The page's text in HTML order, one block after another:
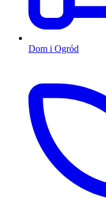
Dom i Ogród